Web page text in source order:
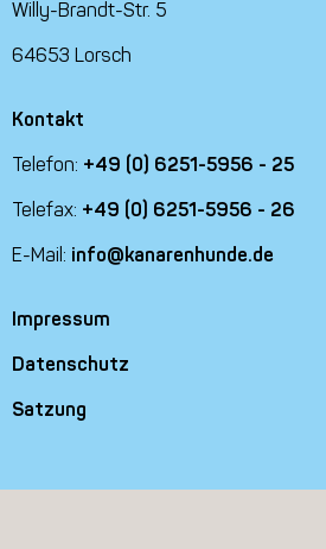
Willy-Brandt-Str. 5
64653 Lorsch
Kontakt
Telefon: +49 (0) 6251-5956 - 25
Telefax: +49 (0) 6251-5956 - 26
E-Mail: info@kanarenhunde.de
Impressum
Datenschutz
Satzung